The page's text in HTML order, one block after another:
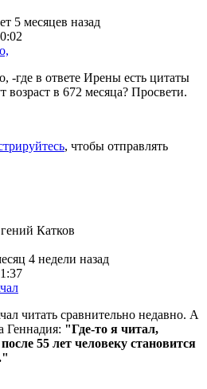
5 месяцев назад
-где в ответе Ирены есть цитаты
в 672 месяца? Просвети.
, чтобы отправлять
4 недели назад
читать сравнительно недавно. А
Геннадия: "Где-то я читал,
55 лет человеку становится